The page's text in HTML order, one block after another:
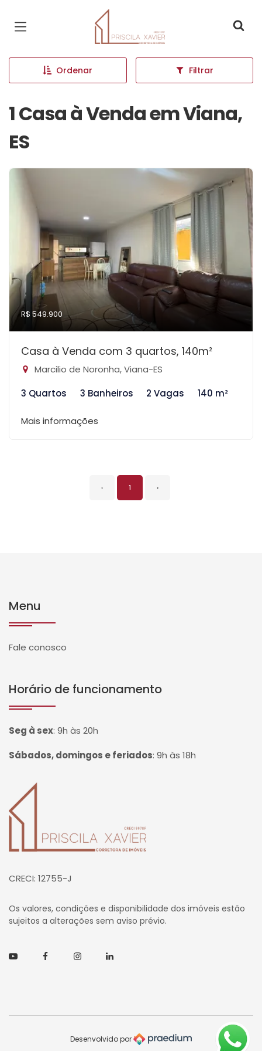
Página inicial
Ordenar Filtrar
1 Casa à Venda em Viana,
ES
R$ 549.900
Casa à Venda com 3 quartos, 140m²
Marcilio de Noronha, Viana-ES
3 Quartos
3 Banheiros 2 Vagas 140 m²
Mais informações
‹ 1 ›
Menu
Fale conosco
Horário de funcionamento
Seg à sex: 9h às 20h
Sábados, domingos e feriados: 9h às 18h
Página inicial
CRECI: 12755-J
Os valores, condições e disponibilidade dos imóveis estão
sujeitos a alterações sem aviso prévio.
YoutubeFacebookInstagramLinkedin
Desenvolvido por